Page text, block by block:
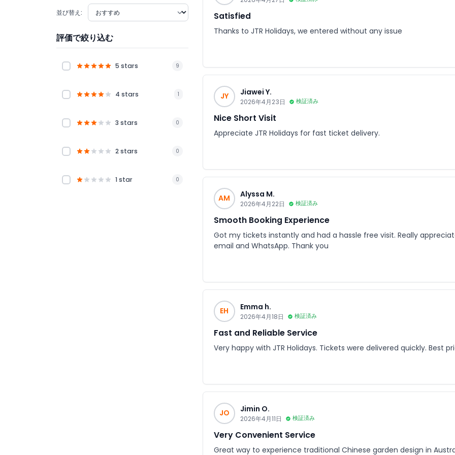
並び替え:
評価で絞り込む
5 stars 9
4 stars 1
3 stars 0
2 stars 0
1 star 0
Satisfied
Thanks to JTR Holidays, we entered without any issue
JY Jiawei Y.
2026年4月23日 検証済み
Nice Short Visit
Appreciate JTR Holidays for fast ticket delivery.
AM Alyssa M.
2026年4月22日 検証済み
Smooth Booking Experience
Got my tickets instantly and had a hassle free visit. Really
email and WhatsApp. Thank you
EH Emma h.
2026年4月18日 検証済み
Fast and Reliable Service
Very happy with JTR Holidays. Tickets were delivered quickly. Best
JO Jimin O.
2026年4月11日 検証済み
Very Convenient Service
Great way to experience traditional Chinese garden design in